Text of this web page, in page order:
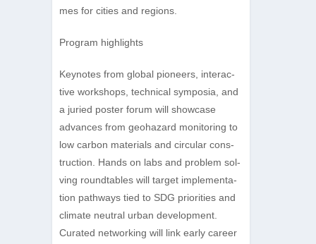
mes for cities and regions.
Pro­gram highlights
Key­notes from glo­bal pio­neers, inter­ac­
tive work­shops, tech­ni­cal sym­po­sia, and
a juried pos­ter forum will show­case
advan­ces from geo­ha­zard moni­to­ring to
low car­bon mate­ri­als and cir­cu­lar con­s­
truc­tion. Hands on labs and pro­blem sol­
ving round­ta­bles will tar­get imple­men­ta­
tion pathways tied to SDG prio­ri­ties and
cli­mate neu­tral urban deve­lo­p­ment.
Cura­ted net­wor­king will link early career